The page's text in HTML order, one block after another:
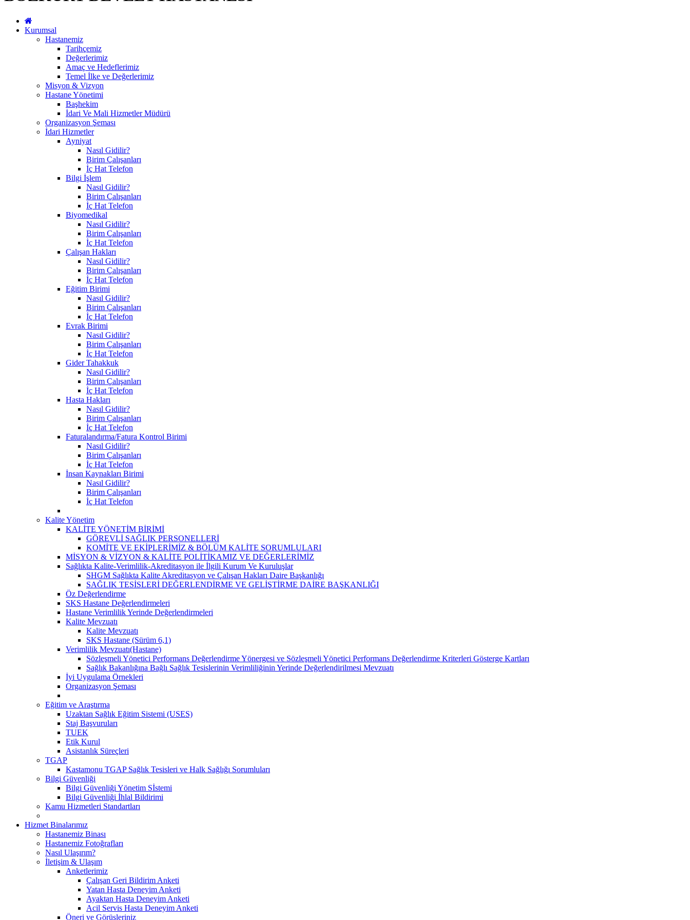
Kurumsal
Hastanemiz
Tarihçemiz
Değerlerimiz
Amaç ve Hedeflerimiz
Temel İlke ve Değerlerimiz
Misyon & Vizyon
Hastane Yönetimi
Başhekim
İdari Ve Mali Hizmetler Müdürü
Organizasyon Şeması
İdari Hizmetler
Ayniyat
Nasıl Gidilir?
Birim Çalışanları
İç Hat Telefon
Bilgi İşlem
Nasıl Gidilir?
Birim Çalışanları
İç Hat Telefon
Biyomedikal
Nasıl Gidilir?
Birim Çalışanları
İç Hat Telefon
Çalışan Hakları
Nasıl Gidilir?
Birim Çalışanları
İç Hat Telefon
Eğitim Birimi
Nasıl Gidilir?
Birim Çalışanları
İç Hat Telefon
Evrak Birimi
Nasıl Gidilir?
Birim Çalışanları
İç Hat Telefon
Gider Tahakkuk
Nasıl Gidilir?
Birim Çalışanları
İç Hat Telefon
Hasta Hakları
Nasıl Gidilir?
Birim Çalışanları
İç Hat Telefon
Faturalandırma/Fatura Kontrol Birimi
Nasıl Gidilir?
Birim Çalışanları
İç Hat Telefon
İnsan Kaynakları Birimi
Nasıl Gidilir?
Birim Çalışanları
İç Hat Telefon
Kalite Yönetim
KALİTE YÖNETİM BİRİMİ
GÖREVLİ SAĞLIK PERSONELLERİ
KOMİTE VE EKİPLERİMİZ & BÖLÜM KALİTE SORUMLULARI
MİSYON & VİZYON & KALİTE POLİTİKAMIZ VE DEĞERLERİMİZ
Sağlıkta Kalite-Verimlilik-Akreditasyon ile İlgili Kurum Ve Kuruluşlar
SHGM Sağlıkta Kalite Akreditasyon ve Çalışan Hakları Daire Başkanlığı
SAĞLIK TESİSLERİ DEĞERLENDİRME VE GELİŞTİRME DAİRE BAŞKANLIĞI
Öz Değerlendirme
SKS Hastane Değerlendirmeleri
Hastane Verimlilik Yerinde Değerlendirmeleri
Kalite Mevzuatı
Kalite Mevzuatı
SKS Hastane (Sürüm 6,1)
Verimlilik Mevzuatı(Hastane)
Sözleşmeli Yönetici Performans Değerlendirme Yönergesi ve Sözleşmeli Yönetici Performans Değerlendirme Kriterleri Gösterge Kartları
Sağlık Bakanlığına Bağlı Sağlık Tesislerinin Verimliliğinin Yerinde Değerlendirilmesi Mevzuatı
İyi Uygulama Örnekleri
Organizasyon Şeması
Eğitim ve Araştırma
Uzaktan Sağlık Eğitim Sistemi (USES)
Staj Başvuruları
TUEK
Etik Kurul
Asistanlık Süreçleri
TGAP
Kastamonu TGAP Sağlık Tesisleri ve Halk Sağlığı Sorumluları
Bilgi Güvenliği
Bilgi Güvenliği Yönetim Sİstemi
Bilgi Güvenliği İhlal Bildirimi
Kamu Hizmetleri Standartları
Hizmet Binalarımız
Hastanemiz Binası
Hastanemiz Fotoğrafları
Nasıl Ulaşırım?
İletişim & Ulaşım
Anketlerimiz
Çalışan Geri Bildirim Anketi
Yatan Hasta Deneyim Anketi
Ayaktan Hasta Deneyim Anketi
Acil Servis Hasta Deneyim Anketi
Öneri ve Görüşleriniz